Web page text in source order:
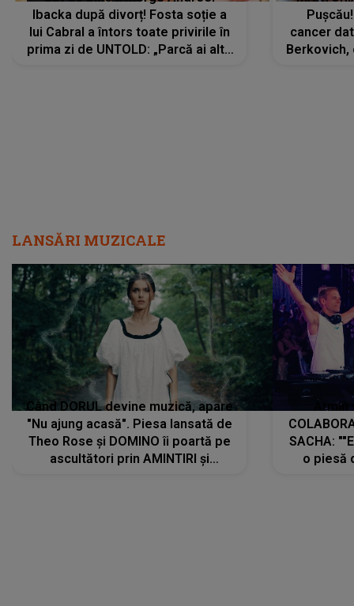
Ibacka după divorț! Fosta soție a
lui Cabral a întors toate privirile în
prima zi de UNTOLD: „Parcă ai altă
cancer
LANSĂRI MUZICALE
Când DORUL devine muzică, apare
"Nu ajung acasă". Piesa lansată de
Theo Rose și DOMINO îi poartă pe
ascultători prin AMINTIRI și
SACHA:
o piesă